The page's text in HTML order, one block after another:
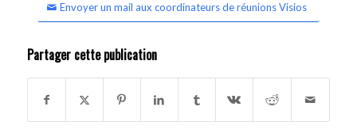
Envoyer un mail aux coordinateurs de réunions Visios
Partager cette publication